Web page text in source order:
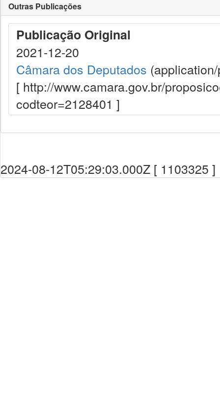
Outras Publicações
Publicação Original
2021-12-20
Câmara dos Deputados
[ http://www.camara.gov.br/
codteor=2128401 ]
2024-08-12T05:29:03.000Z [ 1103325 ]